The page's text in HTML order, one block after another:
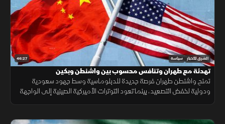
46:27 الشرق للأخبار سياسة
تهدئة مع طهران وتنافس محسوب بين واشنطن وبكين
تمنح واشنطن طهران فرصة جديدة للدبلوماسية وسط جهود سعودية
ودولية لخفض التصعيد، بينما تعود التوترات الأميركية الصينية إلى الواجهة